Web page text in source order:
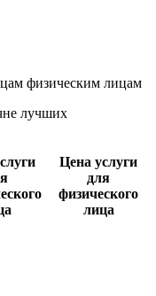
физическим лицам
лучших
Цена услуги
для
физического
лица